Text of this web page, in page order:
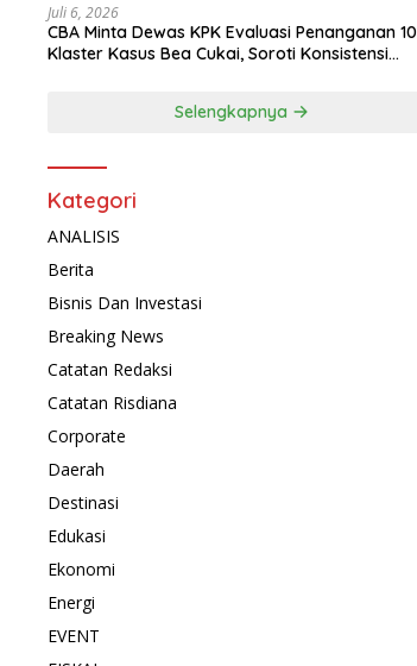
Juli 6, 2026
CBA Minta Dewas KPK Evaluasi Penanganan 10
Klaster Kasus Bea Cukai, Soroti Konsistensi
Selengkapnya
Kategori
ANALISIS
Berita
Bisnis Dan Investasi
Breaking News
Catatan Redaksi
Catatan Risdiana
Corporate
Daerah
Destinasi
Edukasi
Ekonomi
Energi
EVENT